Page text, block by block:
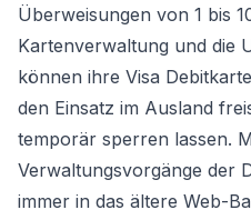
Überweisungen von 1 bis
Kartenverwaltung und die
können ihre Visa
den Einsatz im Ausland
temporär sperren lassen.
Verwaltungsvorgänge der
immer in das ältere Web-